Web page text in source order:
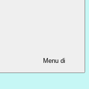
Menu di